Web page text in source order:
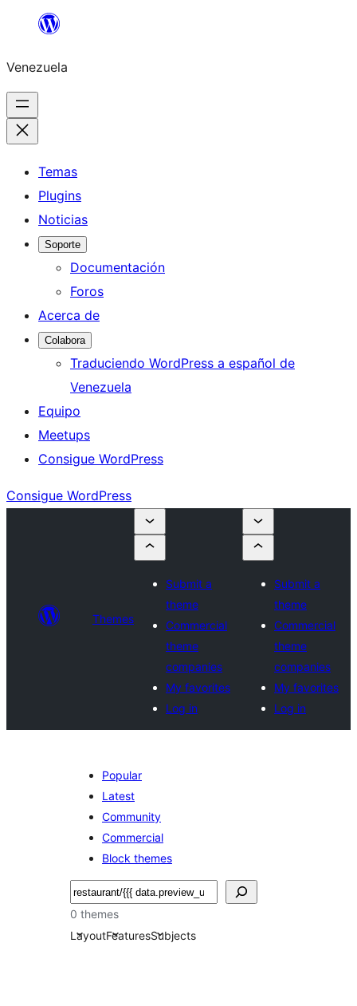
Saltar
contenido
Venezuela
Temas
Plugins
Noticias
Soporte
Documentación
Foros
Acerca de
Colabora
Traduciendo WordPress a español de
Venezuela
Equipo
Meetups
Consigue WordPress
Consigue WordPress
Themes
Submit a
theme
Commercial
theme
companies
My favorites
Log in
Submit a
theme
Commercial
theme
companies
My favorites
Log in
Popular
Latest
Community
Commercial
Block themes
Buscar
0 themes
LayoutFeaturesSubjects